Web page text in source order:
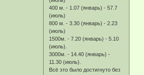
400 м. - 1.07 (январь) - 57.7
(июль)
800 м. - 3.30 (январь) - 2.23
(июль)
1500м. - 7.20 (январь) - 5.10
(июль).
3000м. - 14.40 (январь) -
11.30 (июль).
Всё это было достигнуто без